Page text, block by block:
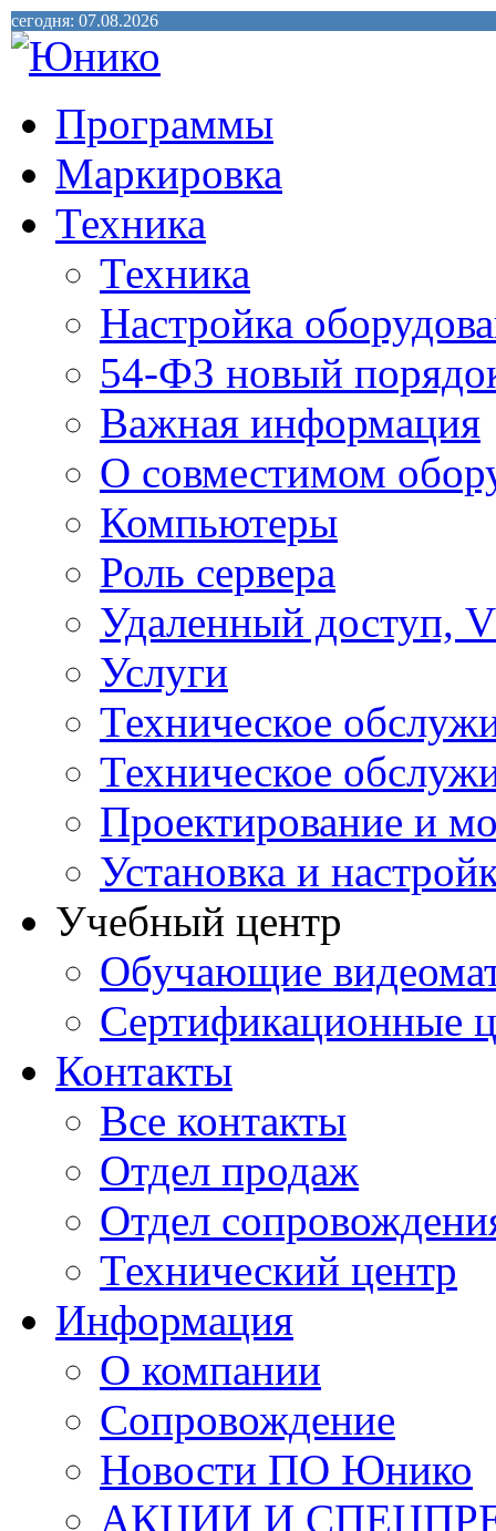
сегодня: 07.08.2026
Программы
Маркировка
Техника
Техника
Настройка
54-ФЗ новый
Важная информация
О совместимом
Компьютеры
Роль сервера
Удаленный доступ,
Услуги
Техническое
Техническое
Проектирование и
Установка и
Учебный центр
Обучающие
Сертификационные
Контакты
Все контакты
Отдел продаж
Отдел
Технический центр
Информация
О компании
Сопровождение
Новости ПО Юнико
АКЦИИ И